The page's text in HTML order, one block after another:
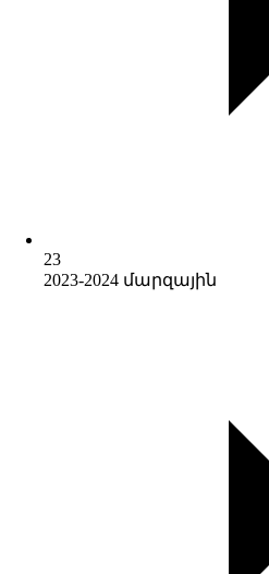
23
2023-2024 մարզային